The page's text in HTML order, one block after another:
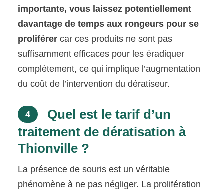
importante, vous laissez potentiellement
davantage de temps aux rongeurs pour se
proliférer car ces produits ne sont pas
suffisamment efficaces pour les éradiquer
complètement, ce qui implique l’augmentation
du coût de l’intervention du dératiseur.
4
Quel est le tarif d’un
traitement de dératisation à
Thionville ?
La présence de souris est un véritable
phénomène à ne pas négliger. La prolifération